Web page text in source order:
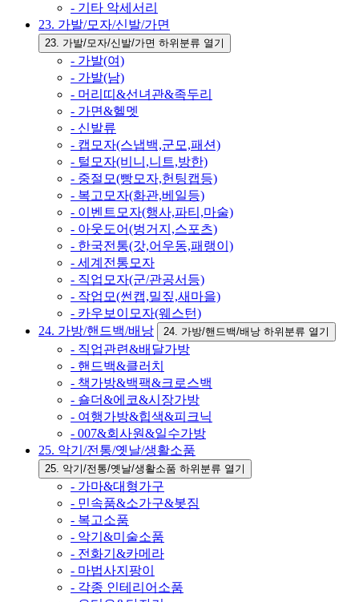
- 기타 악세서리
23. 가발/모자/신발/가면
23. 가발/모자/신발/가면 하위분류 열기
- 가발(여)
- 가발(남)
- 머리띠&선녀관&족두리
- 가면&헬멧
- 신발류
- 캡모자(스냅백,군모,패션)
- 털모자(비니,니트,방한)
- 중절모(빵모자,헌팅캡등)
- 복고모자(화관,베일등)
- 이벤트모자(행사,파티,마술)
- 아웃도어(벙거지,스포츠)
- 한국전통(갓,어우동,패랭이)
- 세계전통모자
- 직업모자(군/관공서등)
- 작업모(썬캡,밀짚,새마을)
- 카우보이모자(웨스턴)
24. 가방/핸드백/배낭
24. 가방/핸드백/배낭 하위분류 열기
- 직업관련&배달가방
- 핸드백&클러치
- 책가방&백팩&크로스백
- 숄더&에코&시장가방
- 여행가방&힙색&피크닉
- 007&회사원&일수가방
25. 악기/전통/옛날/생활소품
25. 악기/전통/옛날/생활소품 하위분류 열기
- 가마&대형가구
- 민속품&소가구&봇짐
- 복고소품
- 악기&미술소품
- 전화기&카메라
- 마법사지팡이
- 각종 인테리어소품